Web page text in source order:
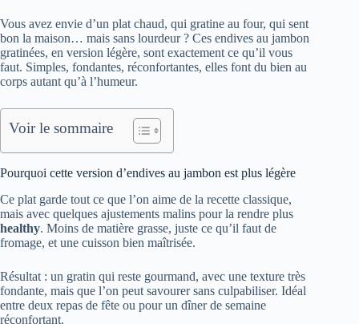
Vous avez envie d’un plat chaud, qui gratine au four, qui sent
bon la maison… mais sans lourdeur ? Ces endives au jambon
gratinées, en version légère, sont exactement ce qu’il vous
faut. Simples, fondantes, réconfortantes, elles font du bien au
corps autant qu’à l’humeur.
Voir le sommaire
Pourquoi cette version d’endives au jambon est plus légère
Ce plat garde tout ce que l’on aime de la recette classique,
mais avec quelques ajustements malins pour la rendre plus
healthy. Moins de matière grasse, juste ce qu’il faut de
fromage, et une cuisson bien maîtrisée.
Résultat : un gratin qui reste gourmand, avec une texture très
fondante, mais que l’on peut savourer sans culpabiliser. Idéal
entre deux repas de fête ou pour un dîner de semaine
réconfortant.